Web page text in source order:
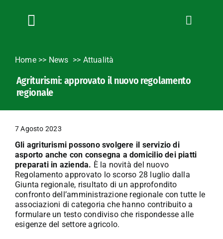
Toggle
News
L’Agricoltore cuneese
Fotogallery
Lavora con noi
Contatti
Home>> News Attualità
Agriturismi: approvato il nuovo regolamento
regionale
7 Agosto 2023
Gli agriturismi possono svolgere il servizio di
asporto anche con consegna a domicilio dei piatti
preparati in azienda. È la novità del nuovo
Regolamento approvato lo scorso 28 luglio dalla
Giunta regionale, risultato di un approfondito
confronto dell’amministrazione regionale con tutte le
associazioni di categoria che hanno contribuito a
formulare un testo condiviso che rispondesse alle
esigenze del settore agricolo.